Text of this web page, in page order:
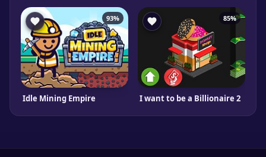
93%
Idle Mining Empire
85%
I want to be a Billionaire 2